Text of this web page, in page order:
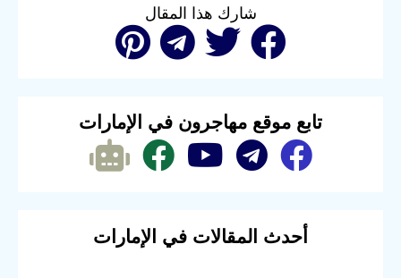
شارك هذا المقال
تابع موقع مهاجرون في الإمارات
أحدث المقالات في الإمارات